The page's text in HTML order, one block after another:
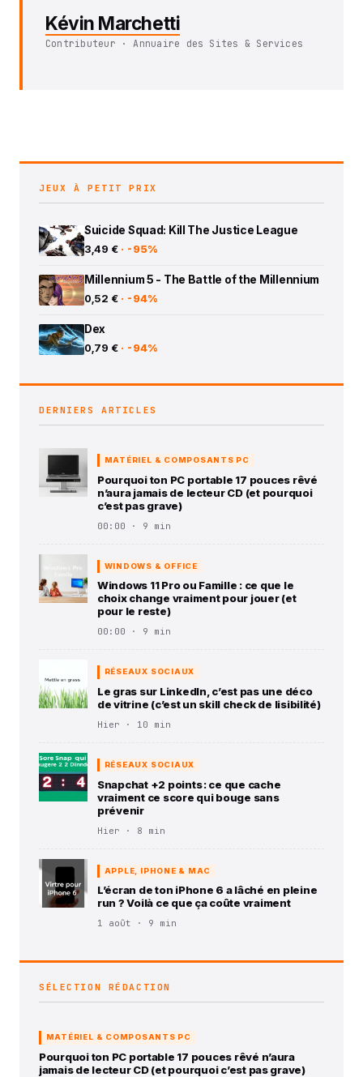
Kévin Marchetti
Contributeur · Annuaire des Sites & Services
JEUX À PETIT PRIX
Suicide Squad: Kill The Justice League
3,49 € · -95%
Millennium 5 - The Battle of the Millennium
0,52 € · -94%
Dex
0,79 € · -94%
DERNIERS ARTICLES
MATÉRIEL & COMPOSANTS PC
Pourquoi ton PC portable 17 pouces rêvé
n’aura jamais de lecteur CD (et pourquoi
c’est pas grave)
00:00 · 9 min
WINDOWS & OFFICE
Windows 11 Pro ou Famille : ce que le
choix change vraiment pour jouer (et
pour le reste)
00:00 · 9 min
RÉSEAUX SOCIAUX
Le gras sur LinkedIn, c’est pas une déco
de vitrine (c’est un skill check de lisibilité)
Hier · 10 min
RÉSEAUX SOCIAUX
Snapchat +2 points : ce que cache
vraiment ce score qui bouge sans
prévenir
Hier · 8 min
APPLE, IPHONE & MAC
L’écran de ton iPhone 6 a lâché en pleine
run ? Voilà ce que ça coûte vraiment
1 août · 9 min
SÉLECTION RÉDACTION
MATÉRIEL & COMPOSANTS PC
Pourquoi ton PC portable 17 pouces rêvé n’aura
jamais de lecteur CD (et pourquoi c’est pas grave)